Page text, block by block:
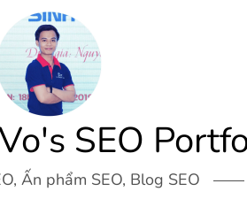
SEO
Ấn phẩm SEO, Blog SEO